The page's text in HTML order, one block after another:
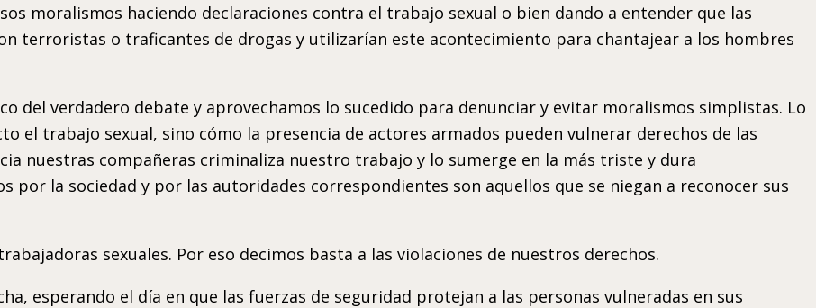
moralismos haciendo declaraciones contra el trabajo sexual o bien dando a entender que las
terroristas o traficantes de drogas y utilizarían este acontecimiento para chantajear a los hombres
del verdadero debate y aprovechamos lo sucedido para denunciar y evitar moralismos simplistas. Lo
el trabajo sexual, sino cómo la presencia de actores armados pueden vulnerar derechos de las
nuestras compañeras criminaliza nuestro trabajo y lo sumerge en la más triste y dura
por la sociedad y por las autoridades correspondientes son aquellos que se niegan a reconocer sus
sexuales. Por eso decimos basta a las violaciones de nuestros derechos.
esperando el día en que las fuerzas de seguridad protejan a las personas vulneradas en sus